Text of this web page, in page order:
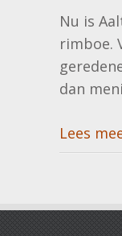
Nu is
rimboe.
dan
Lees